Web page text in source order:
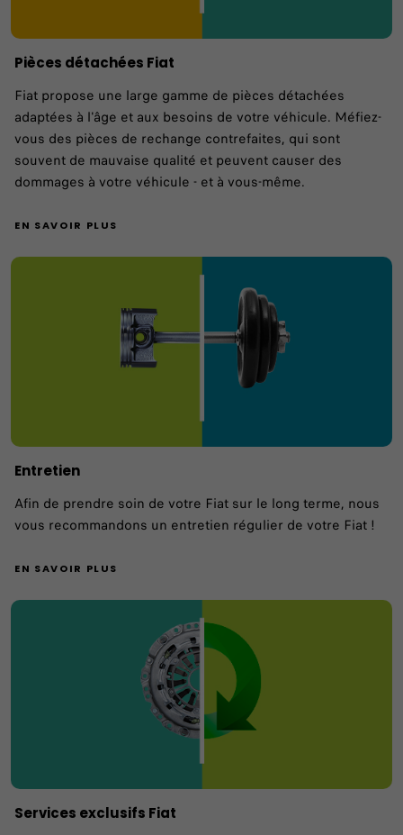
Pièces détachées Fiat
Fiat propose une large gamme de pièces détachées
adaptées à l'âge et aux besoins de votre véhicule. Méfiez-
vous des pièces de rechange contrefaites, qui sont
souvent de mauvaise qualité et peuvent causer des
dommages à votre véhicule - et à vous-même.​
EN SAVOIR PLUS
Entretien
Afin de prendre soin de votre Fiat sur le long terme, nous
vous recommandons un entretien régulier de votre Fiat !
EN SAVOIR PLUS
Services exclusifs Fiat